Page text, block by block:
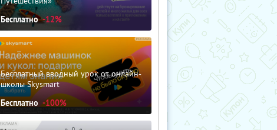
Бесплатно -12%
Бесплатный вводный урок от онлайн-
школы Skysmart
Бесплатно -100%